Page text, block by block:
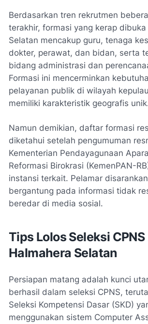
Berdasarkan tren rekrutmen
terakhir, formasi yang kerap
Selatan mencakup guru, tenaga
dokter, perawat, dan bidan, serta
bidang administrasi dan
Formasi ini mencerminkan
pelayanan publik di wilayah
memiliki karakteristik geografis
Namun demikian, daftar formasi
diketahui setelah pengumuman
Kementerian Pendayagunaan
Reformasi Birokrasi (KemenPAN-
instansi terkait. Pelamar
bergantung pada informasi tidak
beredar di media sosial.
Tips Lolos Seleksi
Halmahera Selatan
Persiapan matang adalah kunci
berhasil dalam seleksi CPNS,
Seleksi Kompetensi Dasar (SKD)
menggunakan sistem Computer